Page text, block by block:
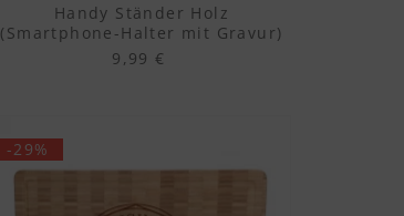
Handy Ständer Holz
(Smartphone-Halter mit Gravur)
9,99 €
-29%